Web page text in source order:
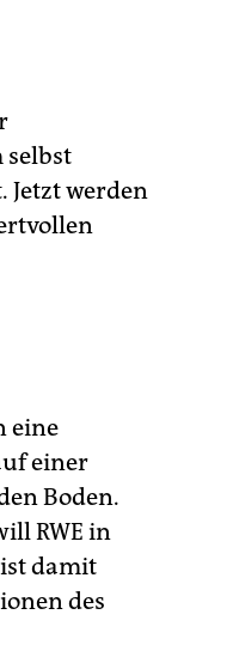
selbst
Jetzt werden
eine
einer
Boden.
RWE in
damit
des